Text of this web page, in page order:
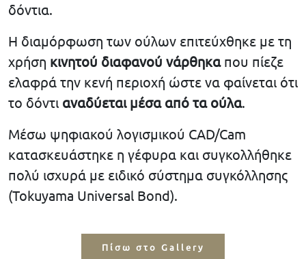
δόντια.
Η διαμόρφωση των ούλων επιτεύχθηκε με τη
χρήση κινητού διαφανού νάρθηκαπου πίεζε
ελαφρά την κενή περιοχή ώστε να φαίνεται ότι
το δόντι αναδύεται μέσα από τα ούλα.
Μέσω ψηφιακού λογισμικού CAD/Cam
κατασκευάστηκε η γέφυρα και συγκολλήθηκε
πολύ ισχυρά με ειδικό σύστημα συγκόλλησης
(Tokuyama Universal Bond).
Πίσω στο Gallery